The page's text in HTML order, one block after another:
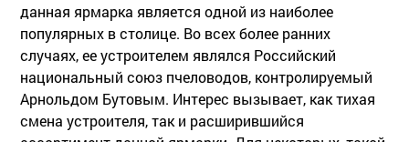
данная ярмарка является одной из наиболее
популярных в столице. Во всех более ранних
случаях, ее устроителем являлся Российский
национальный союз пчеловодов, контролируемый
Арнольдом Бутовым. Интерес вызывает, как тихая
смена устроителя, так и расширившийся